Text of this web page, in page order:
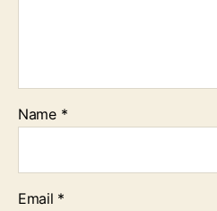
Name *
Email *